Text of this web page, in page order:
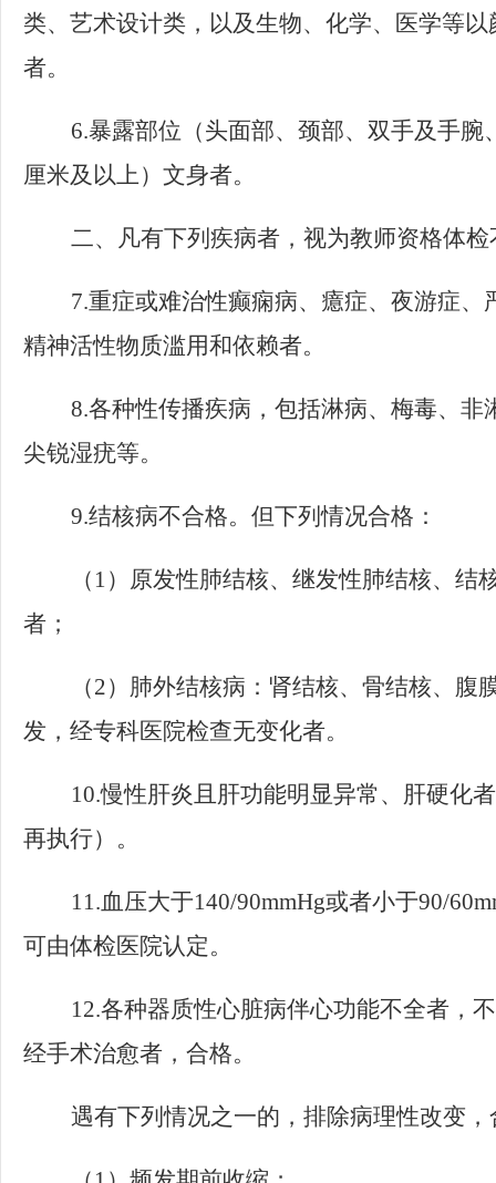
类、艺术设计类，以及生物、化学、医学等
者。
6.暴露部位（头面部、颈部、双手及手
厘米及以上）文身者。
二、凡有下列疾病者，视为教师资格体检
7.重症或难治性癫痫病、癔症、夜游症
精神活性物质滥用和依赖者。
8.各种性传播疾病，包括淋病、梅毒、非
尖锐湿疣等。
9.结核病不合格。但下列情况合格：
（ 1）原发性肺结核、继发性肺结核、结
者；
（2）肺外结核病：肾结核、骨结核、腹
发，经专科医院检查无变化者。
10.慢性肝炎且肝功能明显异常、肝硬化
再执行）。
11.血压大于140/90mmHg或者小于90/
可由体检医院认定。
12.各种器质性心脏病伴心功能不全者，
经手术治愈者，合格。
遇有下列情况之一的，排除病理性改变，